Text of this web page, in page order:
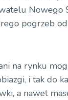
Nowego
pogrzeb
na rynku
i tak do
a nawet